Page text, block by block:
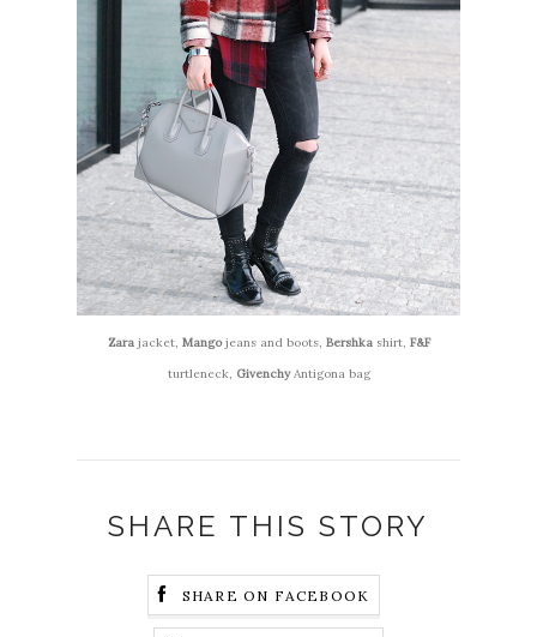
Zarajacket, Mangojeans and boots, Bershka shirt, F&F
turtleneck,
GivenchyAntigona bag
SHARE THIS STORY
SHARE ON FACEBOOK